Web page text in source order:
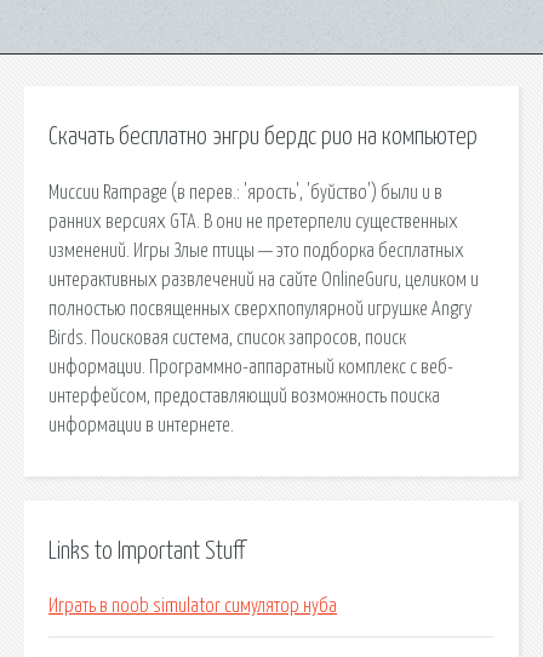
Скачать бесплатно энгри бердс рио на компьютер
Миссии Rampage (в перев.: 'ярость', 'буйство') были и в
ранних версиях GTA. В они не претерпели существенных
изменений. Игры Злые птицы — это подборка бесплатных
интерактивных развлечений на сайте OnlineGuru, целиком и
полностью посвященных сверхпопулярной игрушке Angry
Birds. Поисковая сиcтема, список запросов, поиск
информации. Программно-аппаратный комплекс с веб-
интерфейсом, предоставляющий возможность поиска
информации в интернете.
Links to Important Stuff
Играть в noob simulator симулятор нуба